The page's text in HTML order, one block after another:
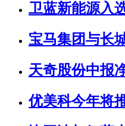
卫蓝新能源入
宝马集团与长
天奇股份中报
优美科今年将